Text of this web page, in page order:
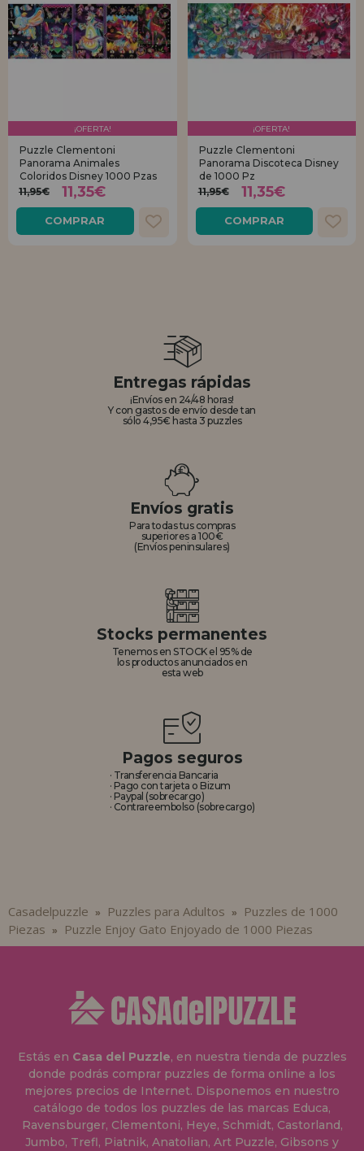
¡OFERTA!
Puzzle Clementoni
Panorama Animales
Coloridos Disney 1000 Pzas
11,95€
11,35€
COMPRAR
¡OFERTA!
Puzzle Clementoni
Panorama Discoteca Disney
de 1000 Pz
11,95€
11,35€
COMPRAR
Entregas rápidas
¡Envíos en 24/48 horas!
Y con gastos de envío desde tan
sólo 4,95€ hasta 3 puzzles
Envíos gratis
Para todas tus compras
superiores a 100€
(Envíos peninsulares)
Stocks permanentes
Tenemos en STOCK el 95% de
los productos anunciados en
esta web
Pagos seguros
· Transferencia Bancaria
· Pago con tarjeta o Bizum
· Paypal (sobrecargo)
· Contrareembolso (sobrecargo)
Casadelpuzzle » Puzzles para Adultos »
Puzzles de 1000
Piezas » Puzzle Enjoy Gato Enjoyado de 1000 Piezas
Estás en Casa del Puzzle, en nuestra tienda de puzzles
donde podrás comprar puzzles de forma online a los
mejores precios de Internet. Disponemos en nuestro
catálogo de todos los puzzles de las marcas Educa,
Ravensburger, Clementoni, Heye, Schmidt, Castorland,
Jumbo, Trefl, Piatnik, Anatolian, Art Puzzle, Gibsons y